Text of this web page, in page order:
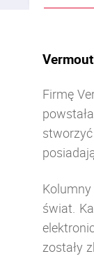
Firmę
świat.
zostały